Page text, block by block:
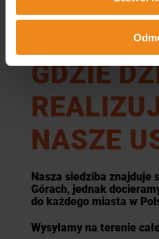
GDZIE
NASZE
Nasza siedziba znajduje
Górach, jednak
do każdego miasta w
Wysyłamy na terenie